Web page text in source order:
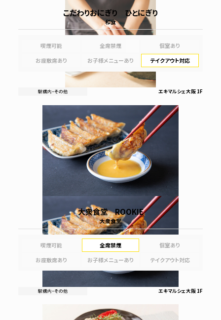
こだわりおにぎり ひとにぎり
和食
喫煙可能 全席禁煙
個室あり
お座敷席あり
お子様メニューあり テイクアウト対応
エキマルシェ大阪 1F
大衆食堂 ROOKIE
大衆食堂
喫煙可能 全席禁煙
個室あり
お座敷席あり
お子様メニューあり テイクアウト対応
エキマルシェ大阪 1F